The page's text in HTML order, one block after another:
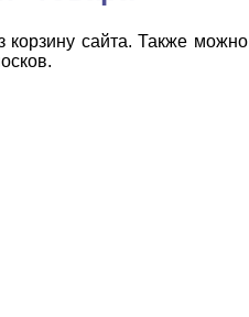
корзину сайта. Также можно